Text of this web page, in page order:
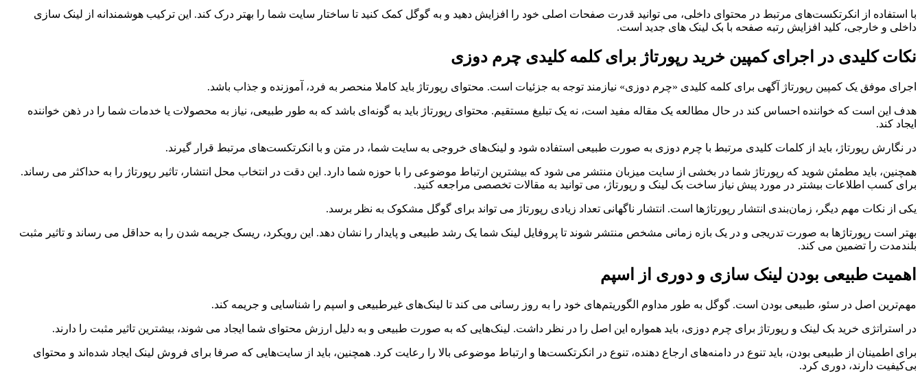
با استفاده از انکرتکست‌های مرتبط در محتوای داخلی، می توانید قدرت صفحات اصلی خود را افزایش دهید و به گوگل کمک کنید تا ساختار سایت شما را بهتر درک کند. این ترکیب هوشمندانه از لینک سازی
داخلی و خارجی، کلید افزایش رتبه صفحه با بک لینک های جدید است.
نکات کلیدی در اجرای کمپین خرید رپورتاژ برای کلمه کلیدی چرم دوزی
اجرای موفق یک کمپین رپورتاژ آگهی برای کلمه کلیدی «چرم دوزی» نیازمند توجه به جزئیات است. محتوای رپورتاژ باید کاملا منحصر به فرد، آموزنده و جذاب باشد.
هدف این است که خواننده احساس کند در حال مطالعه یک مقاله مفید است، نه یک تبلیغ مستقیم. محتوای رپورتاژ باید به گونه‌ای باشد که به طور طبیعی، نیاز به محصولات یا خدمات شما را در ذهن خواننده
ایجاد کند.
در نگارش رپورتاژ، باید از کلمات کلیدی مرتبط با چرم دوزی به صورت طبیعی استفاده شود و لینک‌های خروجی به سایت شما، در متن و با انکرتکست‌های مرتبط قرار گیرند.
همچنین، باید مطمئن شوید که رپورتاژ شما در بخشی از سایت میزبان منتشر می شود که بیشترین ارتباط موضوعی را با حوزه شما دارد. این دقت در انتخاب محل انتشار، تاثیر رپورتاژ را به حداکثر می رساند.
برای کسب اطلاعات بیشتر در مورد پیش نیاز ساخت بک لینک و رپورتاژ، می توانید به مقالات تخصصی مراجعه کنید.
یکی از نکات مهم دیگر، زمان‌بندی انتشار رپورتاژها است. انتشار ناگهانی تعداد زیادی رپورتاژ می تواند برای گوگل مشکوک به نظر برسد.
بهتر است رپورتاژها به صورت تدریجی و در یک بازه زمانی مشخص منتشر شوند تا پروفایل لینک شما یک رشد طبیعی و پایدار را نشان دهد. این رویکرد، ریسک جریمه شدن را به حداقل می رساند و تاثیر مثبت
بلندمدت را تضمین می کند.
اهمیت طبیعی بودن لینک سازی و دوری از اسپم
مهم‌ترین اصل در سئو، طبیعی بودن است. گوگل به طور مداوم الگوریتم‌های خود را به روز رسانی می کند تا لینک‌های غیرطبیعی و اسپم را شناسایی و جریمه کند.
در استراتژی خرید بک لینک و رپورتاژ برای چرم دوزی، باید همواره این اصل را در نظر داشت. لینک‌هایی که به صورت طبیعی و به دلیل ارزش محتوای شما ایجاد می شوند، بیشترین تاثیر مثبت را دارند.
برای اطمینان از طبیعی بودن، باید تنوع در دامنه‌های ارجاع دهنده، تنوع در انکرتکست‌ها و ارتباط موضوعی بالا را رعایت کرد. همچنین، باید از سایت‌هایی که صرفا برای فروش لینک ایجاد شده‌اند و محتوای
بی‌کیفیت دارند، دوری کرد.